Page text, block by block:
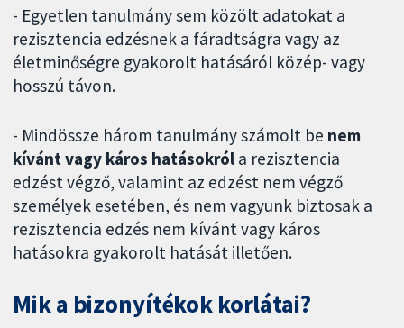
- Egyetlen tanulmány sem közölt adatokat a
rezisztencia edzésnek a fáradtságra vagy az
életminőségre gyakorolt hatásáról közép- vagy
hosszú távon.
- Mindössze három tanulmány számolt be nem
kívánt vagy káros hatásokról a rezisztencia
edzést végző, valamint az edzést nem végző
személyek esetében, és nem vagyunk biztosak a
rezisztencia edzés nem kívánt vagy káros
hatásokra gyakorolt hatását illetően.
Mik a bizonyítékok korlátai?